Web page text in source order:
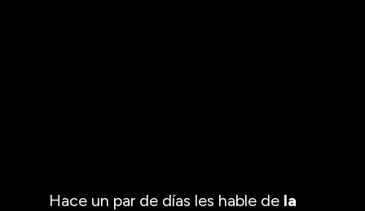
Hace un par de días les hable de la